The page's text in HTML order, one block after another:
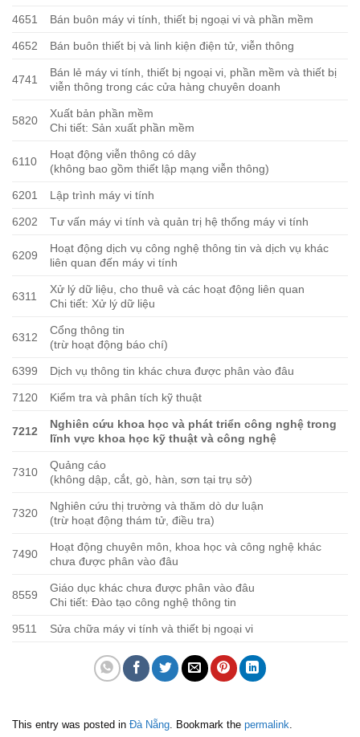
4651 Bán buôn máy vi tính, thiết bị ngoại vi và phần mềm
4652 Bán buôn thiết bị và linh kiện điện tử, viễn thông
4741
Bán lẻ máy vi tính, thiết bị ngoại vi, phần mềm và thiết bị
viễn thông trong các cửa hàng chuyên doanh
5820
Xuất bản phần mềm
Chi tiết: Sản xuất phần mềm
6110
Hoạt động viễn thông có dây
(không bao gồm thiết lập mạng viễn thông)
6201 Lập trình máy vi tính
6202 Tư vấn máy vi tính và quản trị hệ thống máy vi tính
6209
Hoạt động dịch vụ công nghệ thông tin và dịch vụ khác
liên quan đến máy vi tính
6311
Xử lý dữ liệu, cho thuê và các hoạt động liên quan
Chi tiết: Xử lý dữ liệu
6312
Cổng thông tin
(trừ hoạt động báo chí)
6399 Dịch vụ thông tin khác chưa được phân vào đâu
7120 Kiểm tra và phân tích kỹ thuật
7212
Nghiên cứu khoa học và phát triển công nghệ trong
lĩnh vực khoa học kỹ thuật và công nghệ
7310
Quảng cáo
(không dập, cắt, gò, hàn, sơn tại trụ sở)
7320
Nghiên cứu thị trường và thăm dò dư luận
(trừ hoạt động thám tử, điều tra)
7490
Hoạt động chuyên môn, khoa học và công nghệ khác
chưa được phân vào đâu
8559
Giáo dục khác chưa được phân vào đâu
Chi tiết: Đào tạo công nghệ thông tin
9511 Sửa chữa máy vi tính và thiết bị ngoại vi
This entry was posted in Đà Nẵng . Bookmark the permalink